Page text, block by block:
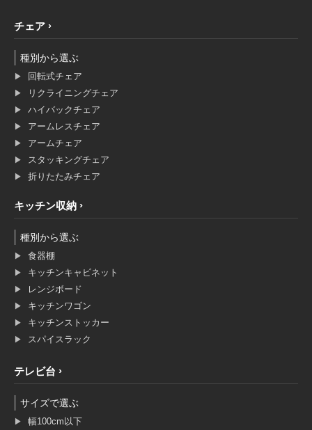
チェア
種別から選ぶ
回転式チェア
リクライニングチェア
ハイバックチェア
アームレスチェア
アームチェア
スタッキングチェア
折りたたみチェア
キッチン収納
種別から選ぶ
食器棚
キッチンキャビネット
レンジボード
キッチンワゴン
キッチンストッカー
スパイスラック
テレビ台
サイズで選ぶ
幅100cm以下